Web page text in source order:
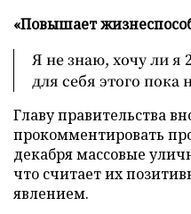
«Повышает
Я не знаю, хочу ли я
для себя этого пока
Главу правительства
прокомментировать
декабря массовые
что считает их
явлением.